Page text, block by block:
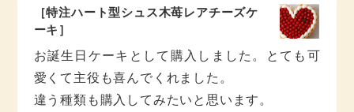
［特注ハート型シュス木苺レアチーズケ
ーキ］
お誕生日ケーキとして購入しました。とても可
愛くて主役も喜んでくれました。
違う種類も購入してみたいと思います。